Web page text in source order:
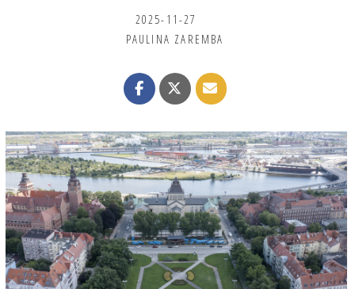
2025-11-27
PAULINA ZAREMBA